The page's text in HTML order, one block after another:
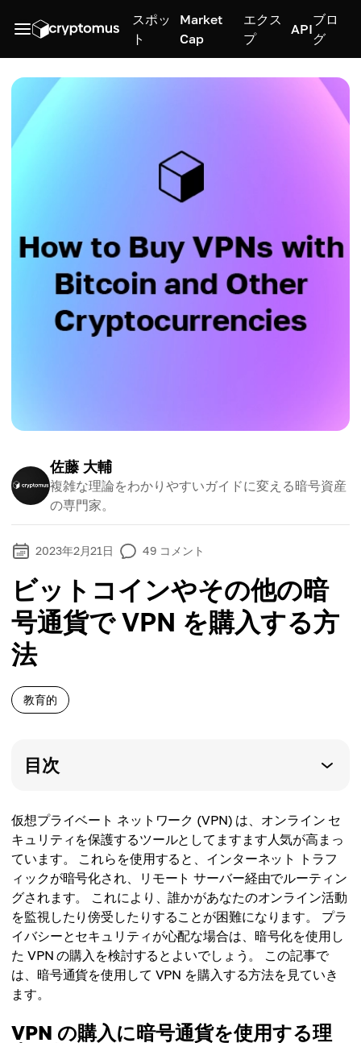
スポッ
ト
Market
Cap
エクス
プ
API
ブロ
グ
佐藤 大輔
複雑な理論をわかりやすいガイドに変える暗号資産
の専門家。
2023年2月21日 49 コメント
ビットコインやその他の暗
号通貨で VPN を購入する方
法
教育的
目次
仮想プライベート ネットワーク (VPN) は、オンライン セ
キュリティを保護するツールとしてますます人気が高まっ
ています。 これらを使用すると、インターネット トラフ
ィックが暗号化され、リモート サーバー経由でルーティン
グされます。 これにより、誰かがあなたのオンライン活動
を監視したり傍受したりすることが困難になります。 プラ
イバシーとセキュリティが心配な場合は、暗号化を使用し
た VPN の購入を検討するとよいでしょう。 この記事で
は、暗号通貨を使用して VPN を購入する方法を見ていき
ます。
VPN の購入に暗号通貨を使用する理